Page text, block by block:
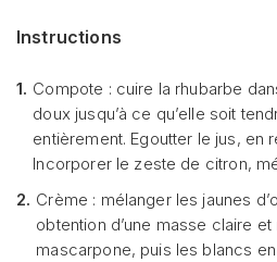
Instructions
1. Compote : cuire la rhubarbe
doux jusqu’à ce qu’elle soit
entièrement. Egoutter le jus, en
Incorporer le zeste de citron,
2. Crème : mélanger les jaunes
obtention d’une masse claire
mascarpone, puis les blancs